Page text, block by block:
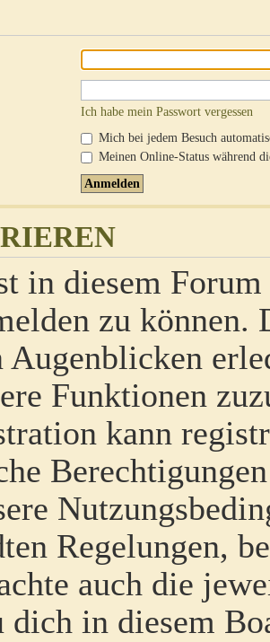
Ich habe mein Passwort vergessen
Mich bei jedem Besuch
Meinen Online-Status während
in diesem
zu
Augenblicken
Funktionen
kann
Regelungen,
auch die
dich in diesem